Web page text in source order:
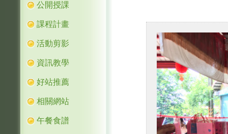
公開授課
課程計畫
活動剪影
資訊教學
好站推薦
相關網站
午餐食譜